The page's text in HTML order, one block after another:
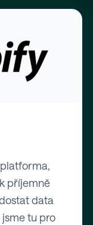
příjemně
data
jsme tu pro